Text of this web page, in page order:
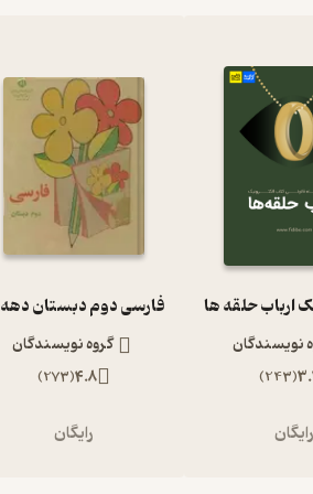
ارباب حلقه ها
نویسندگان
(
243
)
رایگان
فارسی دوم دبستان دهه 60
گروه نویسندگان
4.8
(
273
)
رایگان